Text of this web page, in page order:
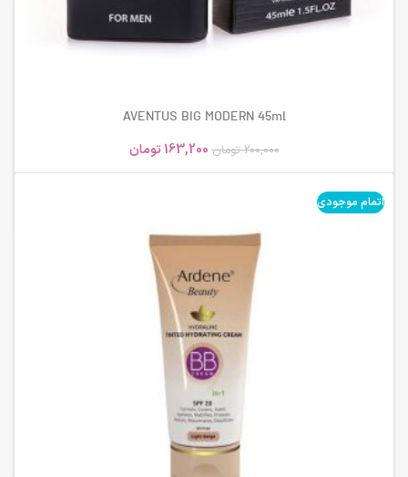
AVENTUS BIG MODERN 45ml
200,000 تومان 163,200تومان
اتمام موجودی